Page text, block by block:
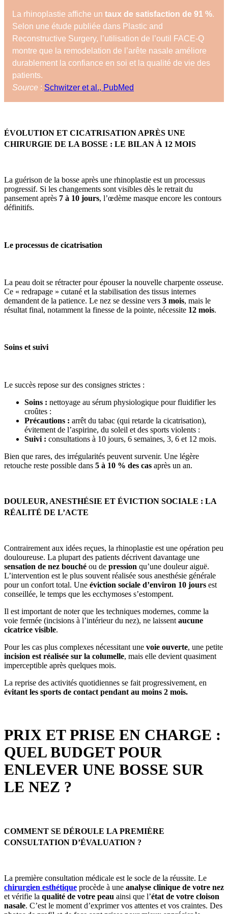
La rhinoplastie affiche un taux de satisfaction de 91 %.
Selon une étude publiée dans Plastic and
Reconstructive Surgery, l’utilisation de l’outil FACE-Q
montre que la remodelation de l’arête nasale améliore
durablement la confiance en soi et la qualité de vie des
patients.
Source : Schwitzer et al., PubMed
ÉVOLUTION ET CICATRISATION APRÈS UNE
CHIRURGIE DE LA BOSSE : LE BILAN À 12 MOIS
La guérison de la bosse après une rhinoplastie est un processus
progressif. Si les changements sont visibles dès le retrait du
pansement après 7 à 10 jours, l’œdème masque encore les contours
définitifs.
Le processus de cicatrisation
La peau doit se rétracter pour épouser la nouvelle charpente osseuse.
Ce « redrapage » cutané et la stabilisation des tissus internes
demandent de la patience. Le nez se dessine vers 3 mois, mais le
résultat final, notamment la finesse de la pointe, nécessite 12 mois.
Soins et suivi
Le succès repose sur des consignes strictes :
Soins : nettoyage au sérum physiologique pour fluidifier les
croûtes :
Précautions : arrêt du tabac (qui retarde la cicatrisation),
évitement de l’aspirine, du soleil et des sports violents :
Suivi : consultations à 10 jours, 6 semaines, 3, 6 et 12 mois.
Bien que rares, des irrégularités peuvent survenir. Une légère
retouche reste possible dans 5 à 10 % des cas après un an.
DOULEUR, ANESTHÉSIE ET ÉVICTION SOCIALE : LA
RÉALITÉ DE L’ACTE
Contrairement aux idées reçues, la rhinoplastie est une opération peu
douloureuse. La plupart des patients décrivent davantage une
sensation de nez bouché ou de pression qu’une douleur aiguë.
L’intervention est le plus souvent réalisée sous anesthésie générale
pour un confort total. Une éviction sociale d’environ 10 jours est
conseillée, le temps que les ecchymoses s’estompent.
Il est important de noter que les techniques modernes, comme la
voie fermée (incisions à l’intérieur du nez), ne laissent aucune
cicatrice visible.
Pour les cas plus complexes nécessitant une voie ouverte, une petite
incision est réalisée sur la columelle, mais elle devient quasiment
imperceptible après quelques mois.
La reprise des activités quotidiennes se fait progressivement, en
évitant les sports de contact pendant au moins 2 mois.
PRIX ET PRISE EN CHARGE :
QUEL BUDGET POUR
ENLEVER UNE BOSSE SUR
LE NEZ ?
COMMENT SE DÉROULE LA PREMIÈRE
CONSULTATION D’ÉVALUATION ?
La première consultation médicale est le socle de la réussite. Le
chirurgien esthétique procède à une analyse clinique de votre nez
et vérifie la qualité de votre peau ainsi que l’état de votre cloison
nasale. C’est le moment d’exprimer vos attentes et vos craintes. Des